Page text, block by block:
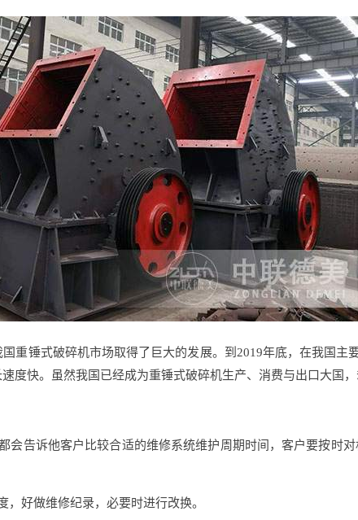
重锤式破碎机市场取得了巨大的发展。到2019年底，在我国主
度快。虽然我国已经成为重锤式破碎机生产、消费与出口大国，
会告诉他客户比较合适的维修系统维护周期时间，客户要按时
好做维修纪录，必要时进行改换。